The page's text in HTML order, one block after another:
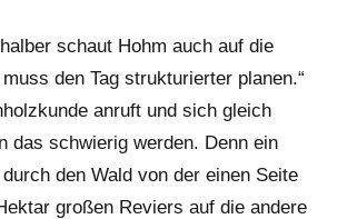
schaut Hohm auch auf die
den Tag strukturierter planen.“
anruft und sich gleich
das schwierig werden. Denn ein
den Wald von der einen Seite
großen Reviers auf die andere